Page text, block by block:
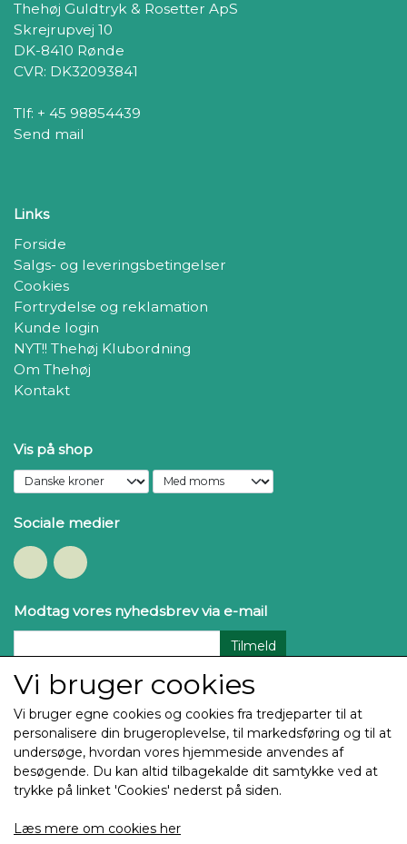
Thehøj Guldtryk & Rosetter ApS
Skrejrupvej 10
DK-8410 Rønde
CVR: DK32093841
Tlf: + 45 98854439
Send mail
Links
Forside
Salgs- og leveringsbetingelser
Cookies
Fortrydelse og reklamation
Kunde login
NYT!! Thehøj Klubordning
Om Thehøj
Kontakt
Vis på shop
Sociale medier
Modtag vores nyhedsbrev via e-mail
Tilmeld
Copyright Thehøj Guldtryk & Rosetter ApS 2025
Alle billeder og tekst på denne side er underlagt
Vi bruger cookies
Vi bruger egne cookies og cookies fra tredjeparter til at
personalisere din brugeroplevelse, til markedsføring og til at
undersøge, hvordan vores hjemmeside anvendes af
besøgende. Du kan altid tilbagekalde dit samtykke ved at
trykke på linket 'Cookies' nederst på siden.
Læs mere om cookies her